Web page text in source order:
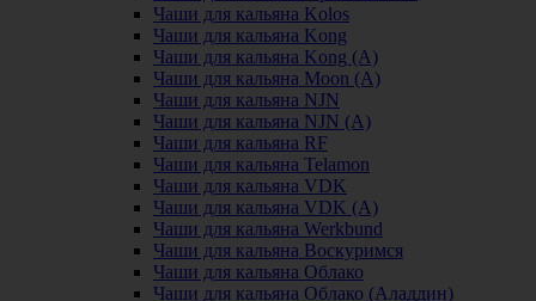
Чаши для кальяна Kolos
Чаши для кальяна Kong
Чаши для кальяна Kong (A)
Чаши для кальяна Moon (А)
Чаши для кальяна NJN
Чаши для кальяна NJN (А)
Чаши для кальяна RF
Чаши для кальяна Telamon
Чаши для кальяна VDK
Чаши для кальяна VDK (А)
Чаши для кальяна Werkbund
Чаши для кальяна Воскуримся
Чаши для кальяна Облако
Чаши для кальяна Облако (Аладдин)